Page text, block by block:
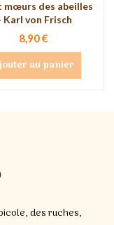
mœurs des abeilles
Karl von Frisch
8,90 €
au panier
des ruches,